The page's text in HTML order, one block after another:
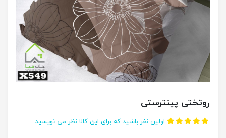
روتختی پینترستی
اولین نفر باشید که برای این کالا نظر می نویسید